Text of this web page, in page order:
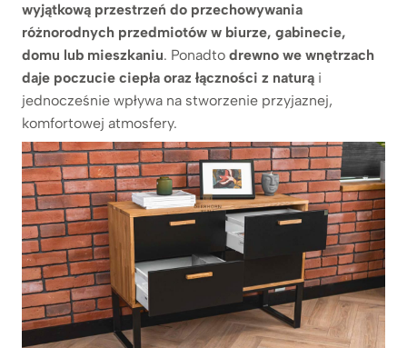
wyjątkową przestrzeń do przechowywania
różnorodnych przedmiotów w biurze, gabinecie,
domu lub mieszkaniu. Ponadto drewno we wnętrzach
daje poczucie ciepła oraz łączności z naturą i
jednocześnie wpływa na stworzenie przyjaznej,
komfortowej atmosfery.